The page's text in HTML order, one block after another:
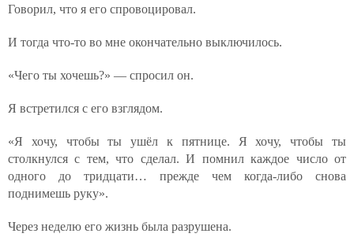
Говорил, что я его спровоцировал.
И тогда что-то во мне окончательно выключилось.
«Чего ты хочешь?» — спросил он.
Я встретился с его взглядом.
«Я хочу, чтобы ты ушёл к пятнице. Я хочу, чтобы ты
столкнулся с тем, что сделал. И помнил каждое число от
одного до тридцати… прежде чем когда-либо снова
поднимешь руку».
Через неделю его жизнь была разрушена.